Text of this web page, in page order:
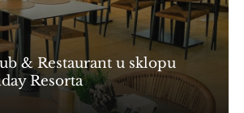
& Restaurant u sklopu
Resorta